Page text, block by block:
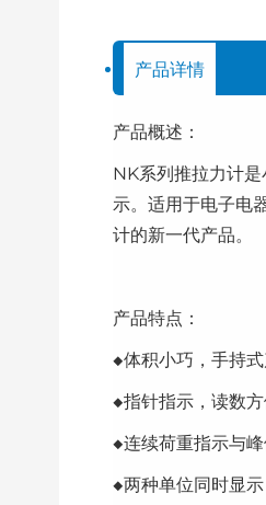
产品详情
产品概述：
NK系列推拉力计
示。适用于电子电
计的新一代产品。
产品特点：
◆体积小巧，手持
◆指针指示，读数方
◆连续荷重指示与
◆两种单位同时显